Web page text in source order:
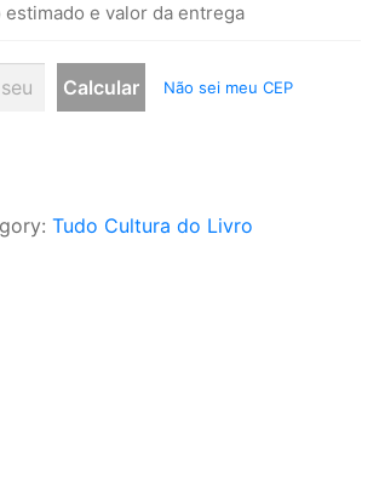
e valor da entrega
Não sei meu CEP
Tudo Cultura do Livro